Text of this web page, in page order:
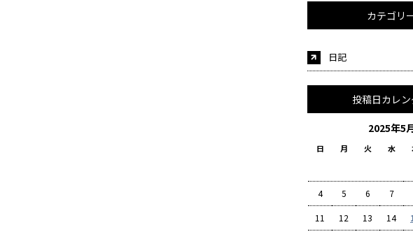
カテゴリ
日記
投稿日カレ
2025年5
日 月 火 水
4 5 6 7
11 12 13 14